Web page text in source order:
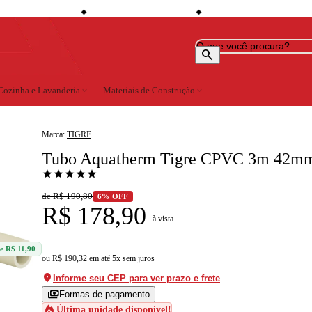
de desconto à vista shopping_bagCompre no site e retire na loja credit_cardTodo o site em até 5x sem juros
search
e Lavanderia expand_more Materiais de Construção expand_more
R$ 11,90
Marca: TIGRE
Tubo Aquatherm Tigre CPVC 3m
star star star star star
de R$ 190,80 6% OFF
R$ 178,90 à vista
ou R$ 190,32 em até 5x sem juros
location_on Informe seu CEP para ver prazo e frete
paymentsFormas de pagamento
Última unidade disponível!